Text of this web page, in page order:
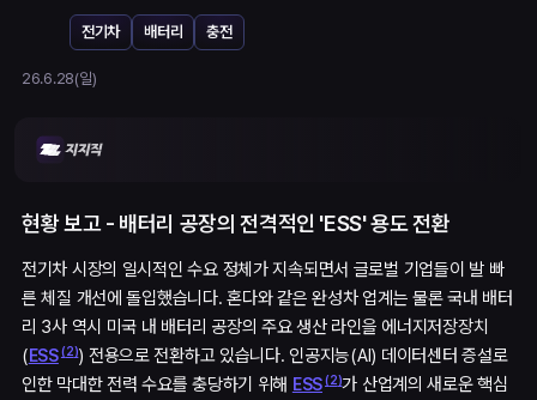
전기차 배터리 충전
26.6.28(일)
현황 보고 - 배터리 공장의 전격적인 'ESS' 용도 전환
전기차 시장의 일시적인 수요 정체가 지속되면서 글로벌 기업들이 발 빠
른 체질 개선에 돌입했습니다. 혼다와 같은 완성차 업계는 물론 국내 배터
리 3사 역시 미국 내 배터리 공장의 주요 생산 라인을 에너지저장장치
(ESS(2)) 전용으로 전환하고 있습니다. 인공지능(AI) 데이터센터 증설로
인한 막대한 전력 수요를 충당하기 위해 ESS(2)가 산업계의 새로운 핵심